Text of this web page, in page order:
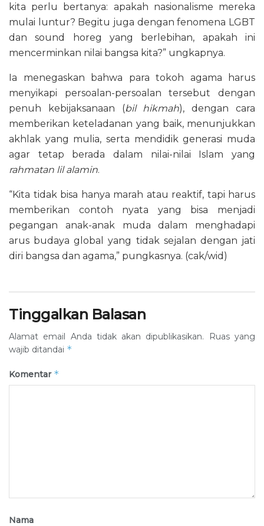
kita perlu bertanya: apakah nasionalisme mereka
mulai luntur? Begitu juga dengan fenomena LGBT
dan sound horeg yang berlebihan, apakah ini
mencerminkan nilai bangsa kita?” ungkapnya.
Ia menegaskan bahwa para tokoh agama harus
menyikapi persoalan-persoalan tersebut dengan
penuh kebijaksanaan (bil hikmah), dengan cara
memberikan keteladanan yang baik, menunjukkan
akhlak yang mulia, serta mendidik generasi muda
agar tetap berada dalam nilai-nilai Islam yang
rahmatan lil alamin.
“Kita tidak bisa hanya marah atau reaktif, tapi harus
memberikan contoh nyata yang bisa menjadi
pegangan anak-anak muda dalam menghadapi
arus budaya global yang tidak sejalan dengan jati
diri bangsa dan agama,” pungkasnya. (cak/wid)
Tinggalkan Balasan
Alamat email Anda tidak akan dipublikasikan.
Ruas yang
wajib ditandai *
Komentar *
Nama